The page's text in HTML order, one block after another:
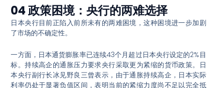
04 政策困境：央行的两难选择
日本央行目前正陷入前所未有的两难困境，这种困境进一步加剧
了市场的不确定性。
一方面，日本通货膨胀率已连续43个月超过日本央行设定的2%目
标。持续高企的通胀压力要求央行采取更为紧缩的货币政策。日
本央行副行长冰见野良三曾表示，由于通胀持续高企，日本实际
利率仍处于显著负值区间，表明当前的紧缩力度尚不足以完全抵